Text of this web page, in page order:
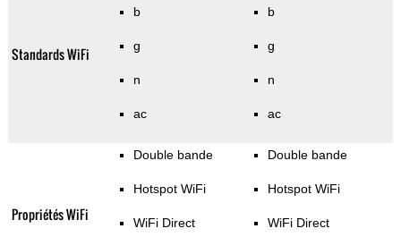
Standards WiFi
b
g
n
ac
b
g
n
ac
Propriétés WiFi
Double bande
Hotspot WiFi
WiFi Direct
Double bande
Hotspot WiFi
WiFi Direct